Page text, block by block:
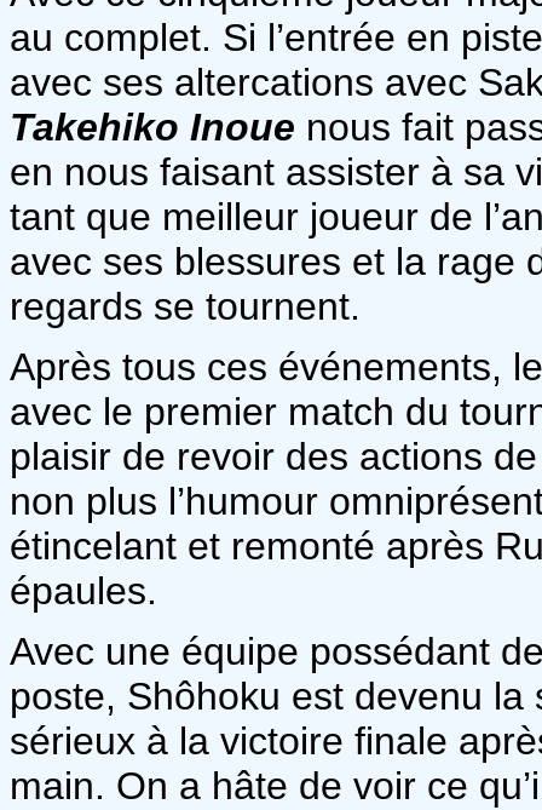
au complet. Si l’entrée en
avec ses altercations avec
Takehiko Inoue nous fait
en nous faisant assister à sa
tant que meilleur joueur de
avec ses blessures et la rage
regards se tournent.
Après tous ces événements,
avec le premier match du
plaisir de revoir des actions
non plus l’humour
étincelant et remonté après
épaules.
Avec une équipe possédant
poste, Shôhoku est devenu
sérieux à la victoire finale
main. On a hâte de voir ce